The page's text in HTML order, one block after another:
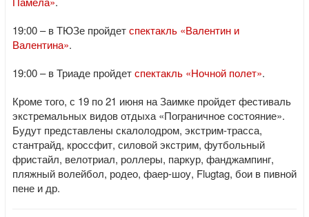
19:00 – в ТЮЗе пройдетспектакль «Валентин и
Валентина».
19:00 – в Триаде пройдетспектакль «Ночной полет».
Кроме того, с 19 по 21 июня на Заимке пройдет фестиваль
экстремальных видов отдыха «Пограничное состояние».
Будут представлены скалолодром, экстрим-трасса,
стантрайд, кроссфит, силовой экстрим, футбольный
фристайл, велотриал, роллеры, паркур, фанджампинг,
пляжный волейбол, родео, фаер-шоу, Flugtag, бои в пивной
пене и др.